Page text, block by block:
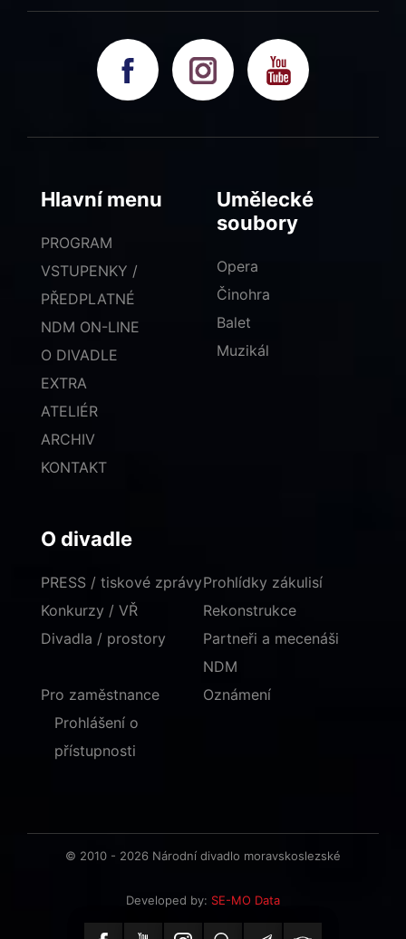
Hlavní menu
PROGRAM
VSTUPENKY /
PŘEDPLATNÉ
NDM ON-LINE
O DIVADLE
EXTRA
ATELIÉR
ARCHIV
KONTAKT
Umělecké
soubory
Opera
Činohra
Balet
Muzikál
O divadle
PRESS / tiskové zprávy
Konkurzy / VŘ
Divadla / prostory
Prohlídky zákulisí
Rekonstrukce
Partneři a mecenáši
NDM
Pro zaměstnance
Oznámení
Prohlášení o
přístupnosti
© 2010 - 2026 Národní divadlo moravskoslezské
Developed by: SE-MO Data